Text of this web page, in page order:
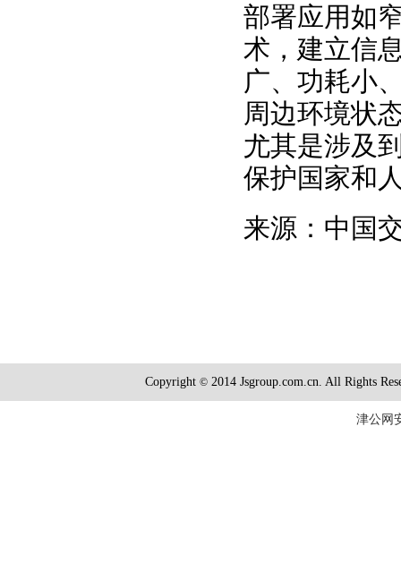
部署应用如
术，建立信
广、功耗小
周边环境状
尤其是涉及
保护国家和
来源：中国
Copyright © 2014 Jsgroup.com.cn. All Rights
津公网